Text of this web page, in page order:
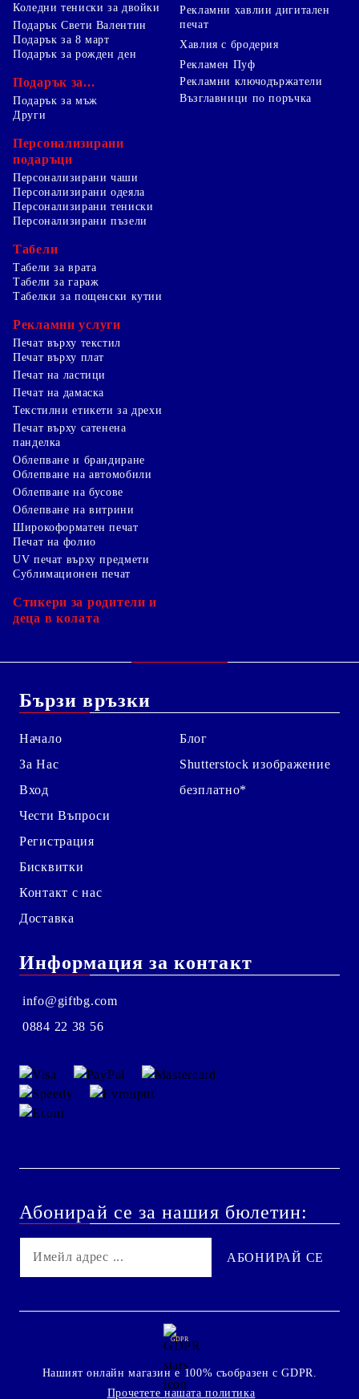
Коледни тениски за двойки
Подарък Свети Валентин
Подарък за 8 март
Подарък за рожден ден
Подарък за...
Подарък за мъж
Рекламни хавлии дигитален
печат
Хавлия с бродерия
Рекламен Пуф
Рекламни ключодържатели
Възглавници по поръчка
Други
Персонализирани
подаръци
Персонализирани чаши
Персонализирани одеяла
Персонализирани тениски
Персонализирани пъзели
Табели
Табели за врата
Табели за гараж
Табелки за пощенски кутии
Рекламни услуги
Печат върху текстил
Печат върху плат
Печат на ластици
Печат на дамаска
Текстилни етикети за дрехи
Печат върху сатенена
панделка
Облепване и брандиране
Облепване на автомобили
Облепване на бусове
Облепване на витрини
Широкоформатен печат
Печат на фолио
UV печат върху предмети
Сублимационен печат
Стикери за родители и
деца в колата
Бързи връзки
Начало
За Нас
Вход
Чести Въпроси
Регистрация
Бисквитки
Контакт с нас
Доставка
Блог
Shutterstock изображение
безплатно*
Информация за контакт
info@giftbg.com
0884 22 38 56
Абонирай се за нашия бюлетин:
GDPR
Нашият онлайн магазин е 100% съобразен с GDPR.
Прочетете нашата политика